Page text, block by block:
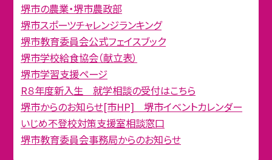
堺市の農業・堺市農政部
堺市スポーツチャレンジランキング
堺市教育委員会公式フェイスブック
堺市学校給食協会（献立表）
堺市学習支援ページ
R８年度新入生 就学相談の受付はこちら
堺市からのお知らせ[市HP] 堺市イベントカレンダー
いじめ不登校対策支援室相談窓口
堺市教育委員会事務局からのお知らせ